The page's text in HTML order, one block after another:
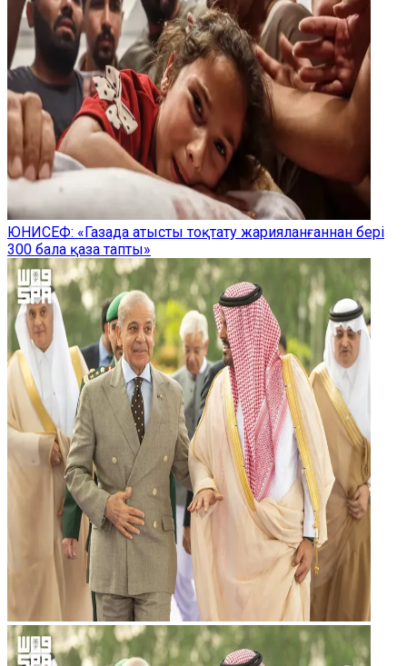
ЮНИСЕФ: «Газада атысты тоқтату жарияланғаннан бері
300 бала қаза тапты»